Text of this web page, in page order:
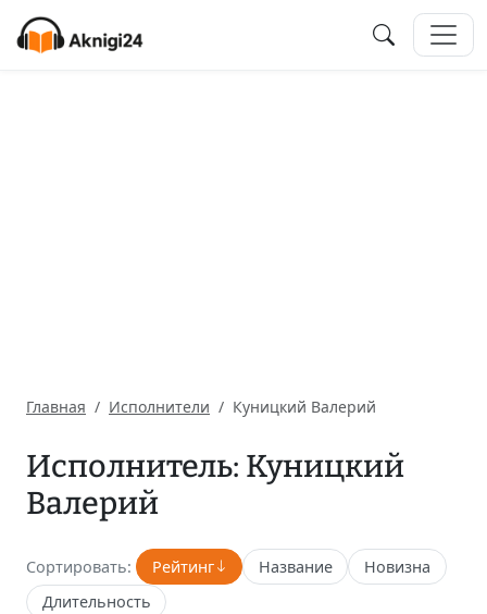
Главная Исполнители Куницкий Валерий
Исполнитель: Куницкий
Валерий
Сортировать: Рейтинг Название
Новизна
Длительность